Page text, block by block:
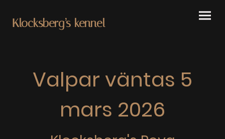
Klocksberg’s kennel
Valpar väntas 5
mars 2026